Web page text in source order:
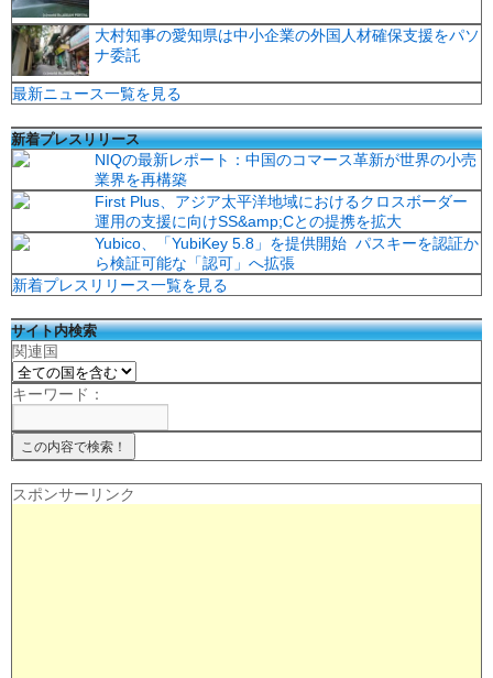
大村知事の愛知県は中小企業の外国人材確保支援をパソ
ナ委託
最新ニュース一覧を見る
新着プレスリリース
NIQの最新レポート：中国のコマース革新が世界の小売
業界を再構築
First Plus、アジア太平洋地域におけるクロスボーダー
運用の支援に向けSS&amp;Cとの提携を拡大
Yubico、「YubiKey 5.8」を提供開始 パスキーを認証か
ら検証可能な「認可」へ拡張
新着プレスリリース一覧を見る
サイト内検索
関連国
キーワード：
スポンサーリンク